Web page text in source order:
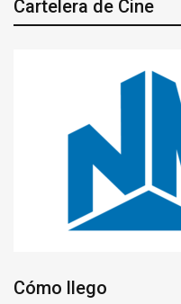
Cartelera de Cine
Cómo llego